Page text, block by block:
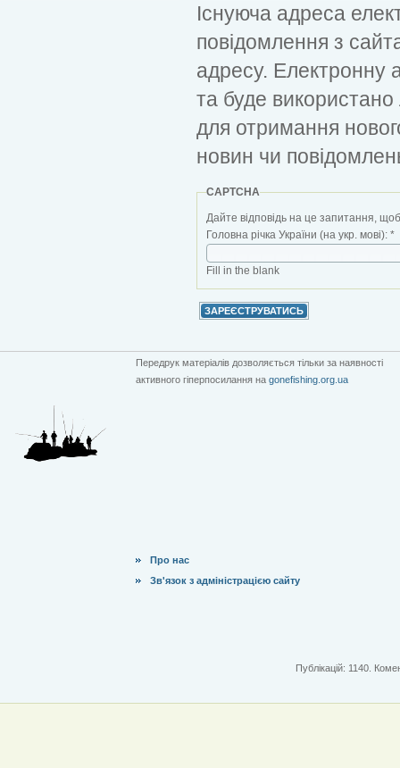
Існуюча адреса
повідомлення з
адресу. Електронну
та буде
для отримання
новин чи
CAPTCHA
Дайте відповідь на це запитання,
Головна річка України (на укр. мові): *
Fill in the blank
Передрук матеріалів дозволяється тільки за наявності
активного гіперпосилання на gonefishing.org.ua
Про нас
Зв'язок з адміністрацією сайту
Публікацій: 1140.